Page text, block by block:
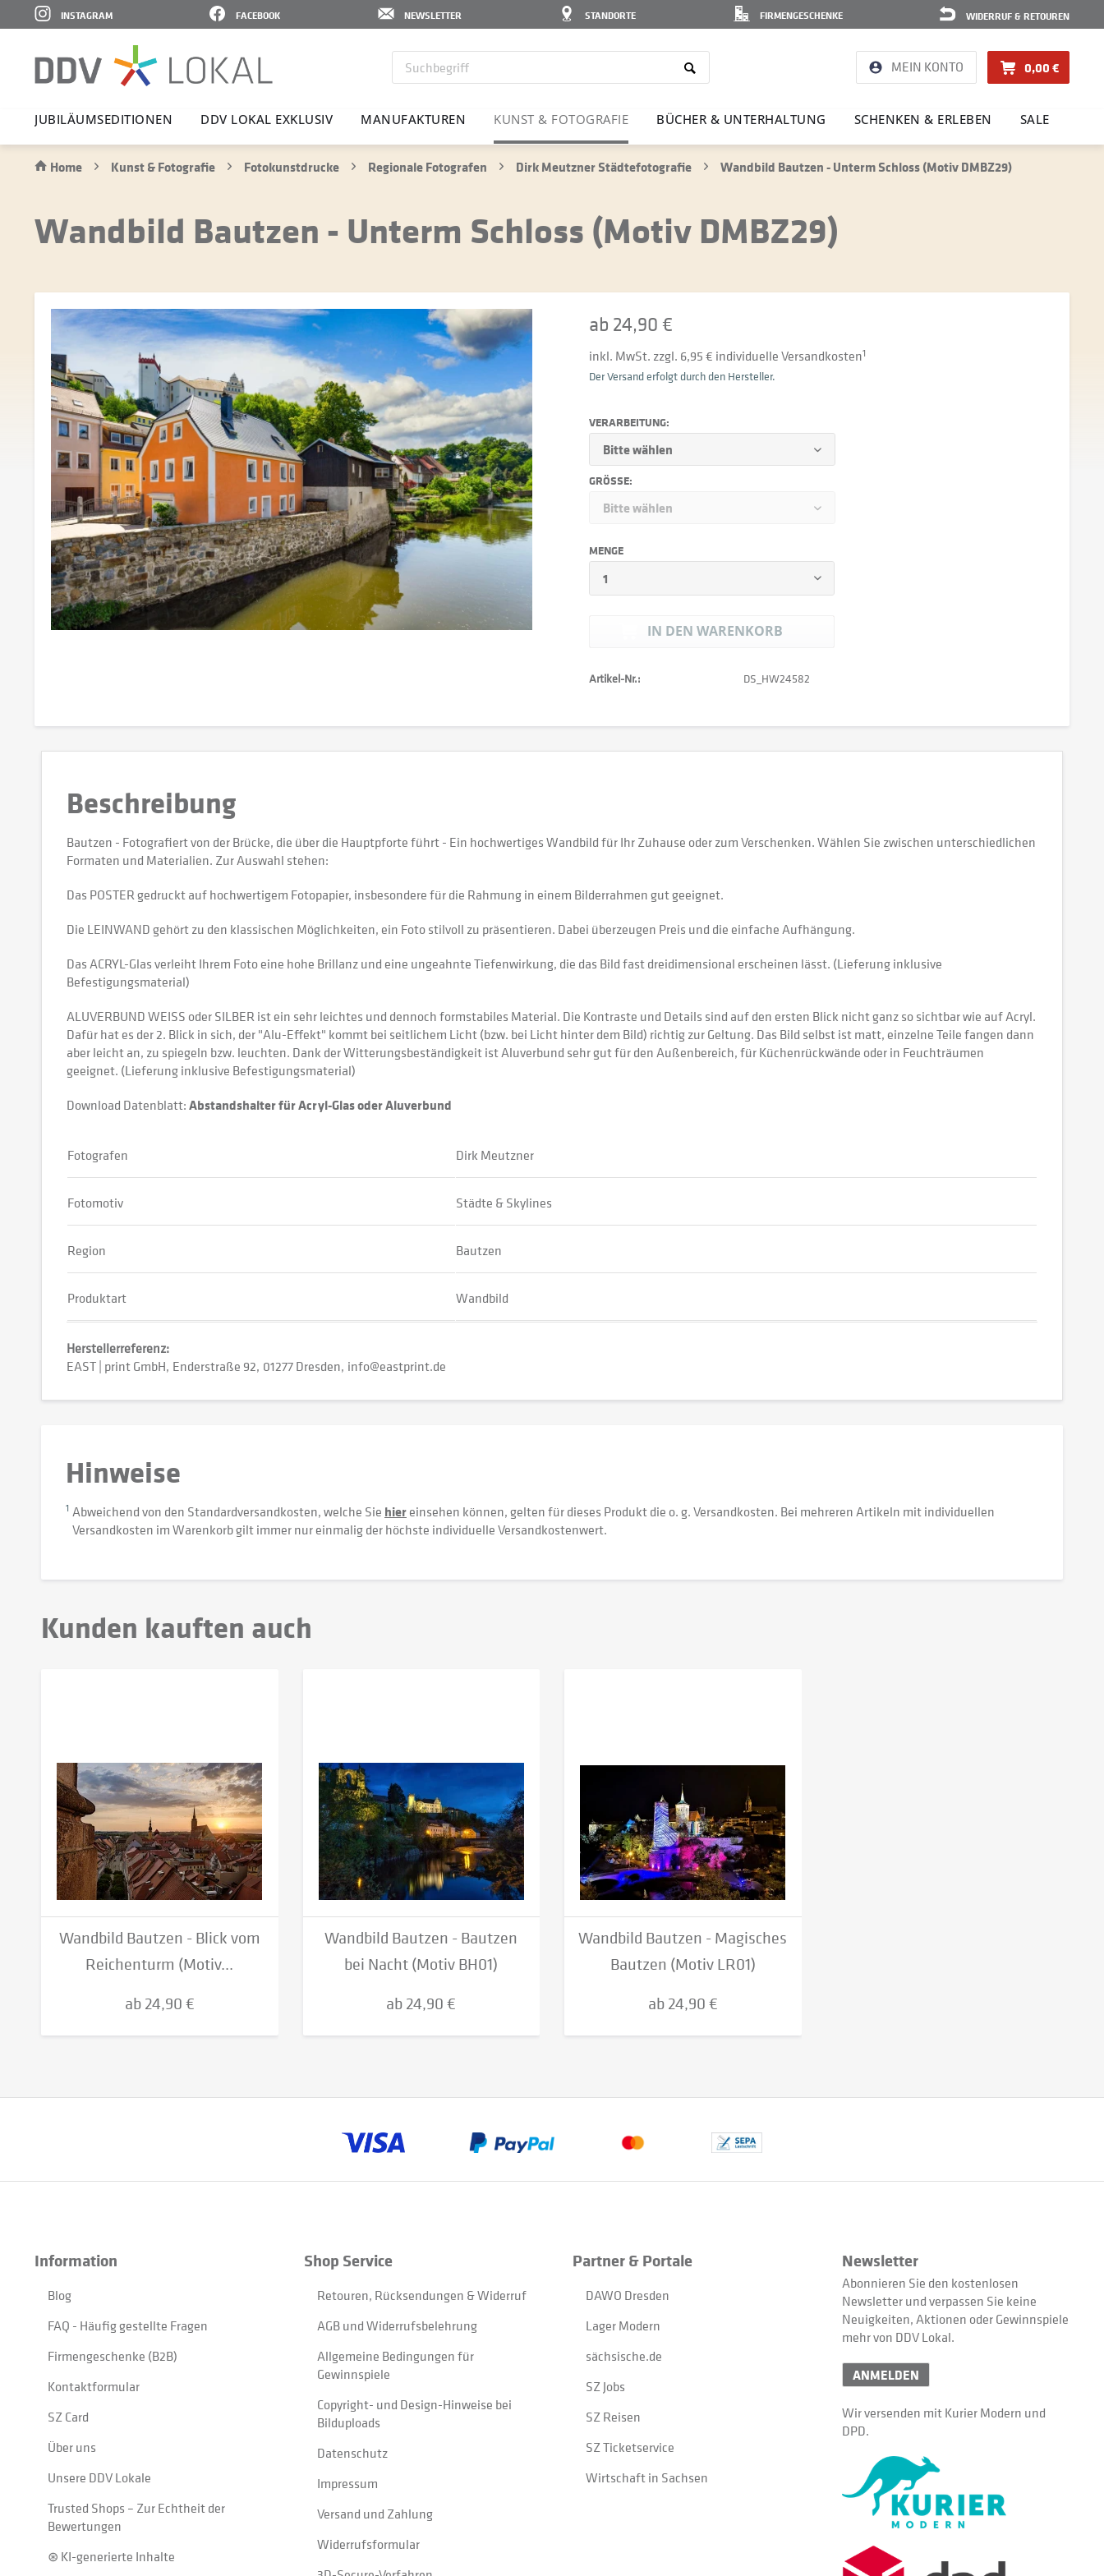
WIDERRUF & RETOUREN
FIRMENGESCHENKE
STANDORTE
NEWSLETTER
FACEBOOK
INSTAGRAM
MEIN KONTO 0,00 €
JUBI­LÄ­UMS­E­DI­TIONEN DDV LOKAL EXKLUSIV MANU­FAK­TUREN KUNST & FOTO­GRAFIE BÜCHER & UNTER­HAL­TUNG SCHENKEN & ERLEBEN SALE
Home Kunst & Fotografie Fotokunstdrucke Regionale Fotografen Dirk Meutzner Städtefotografie Wandbild Bautzen - Unterm Schloss (Motiv DMBZ29)
Wandbild Bautzen - Unterm Schloss (Motiv DMBZ29)
ab 24,90 €
inkl. MwSt. zzgl. 6,95 € individuelle Versandkosten1
Der Versand erfolgt durch den Hersteller.
VERARBEITUNG:
GRÖSSE:
MENGE
IN DEN WARENKORB
Artikel-Nr.: DS_HW24582
Beschreibung
Bautzen - Fotografiert von der Brücke, die über die Hauptpforte führt - Ein hochwertiges Wandbild für Ihr Zuhause oder zum Verschenken. Wählen Sie zwischen unterschiedlichen
Formaten und Materialien. Zur Auswahl stehen:
Das POSTER gedruckt auf hochwertigem Fotopapier, insbesondere für die Rahmung in einem Bilderrahmen gut geeignet.
Die LEINWAND gehört zu den klassischen Möglichkeiten, ein Foto stilvoll zu präsentieren. Dabei überzeugen Preis und die einfache Aufhängung.
Das ACRYL-Glas verleiht Ihrem Foto eine hohe Brillanz und eine ungeahnte Tiefenwirkung, die das Bild fast dreidimensional erscheinen lässt. (Lieferung inklusive
Befestigungsmaterial)
ALUVERBUND WEISS oder SILBER ist ein sehr leichtes und dennoch formstabiles Material. Die Kontraste und Details sind auf den ersten Blick nicht ganz so sichtbar wie auf Acryl.
Dafür hat es der 2. Blick in sich, der "Alu-Effekt" kommt bei seitlichem Licht (bzw. bei Licht hinter dem Bild) richtig zur Geltung. Das Bild selbst ist matt, einzelne Teile fangen dann
aber leicht an, zu spiegeln bzw. leuchten. Dank der Witterungsbeständigkeit ist Aluverbund sehr gut für den Außenbereich, für Küchenrückwände oder in Feuchträumen
geeignet. (Lieferung inklusive Befestigungsmaterial)
Download Datenblatt:Abstandshalter für Acryl-Glas oder Aluverbund
Fotografen Dirk Meutzner
Fotomotiv Städte & Skylines
Region Bautzen
Produktart Wandbild
Herstellerreferenz:
EAST | print GmbH Enderstraße 92 01277 Dresden info@eastprint.de
Hinweise
1 Abweichend von den Standardversandkosten, welche Sie hiereinsehen können, gelten für dieses Produkt die o. g. Versandkosten. Bei mehreren Artikeln mit individuellen
Versandkosten im Warenkorb gilt immer nur einmalig der höchste individuelle Versandkostenwert.
Kunden kauften auch
Wandbild Bautzen - Blick vom
Reichenturm (Motiv...
ab 24,90 €
Wandbild Bautzen - Bautzen
bei Nacht (Motiv BH01)
ab 24,90 €
Wandbild Bautzen - Magisches
Bautzen (Motiv LR01)
ab 24,90 €
Information
Blog
FAQ - Häufig gestellte Fragen
Firmengeschenke (B2B)
Kontaktformular
SZ Card
Über uns
Unsere DDV Lokale
Trusted Shops – Zur Echtheit der
Bewertungen
⊛ KI-generierte Inhalte
Shop Service
Retouren, Rücksendungen & Widerruf
AGB und Widerrufsbelehrung
Allgemeine Bedingungen für
Gewinnspiele
Copyright- und Design-Hinweise bei
Bilduploads
Datenschutz
Impressum
Versand und Zahlung
Widerrufsformular
Partner & Portale
DAWO Dresden
Lager Modern
sächsische.de
SZ Jobs
SZ Reisen
SZ Ticketservice
Wirtschaft in Sachsen
Newsletter
Abonnieren Sie den kostenlosen
Newsletter und verpassen Sie keine
Neuigkeiten, Aktionen oder Gewinnspiele
mehr von DDV Lokal.
ANMELDEN
Wir versenden mit Kurier Modern und
DPD.